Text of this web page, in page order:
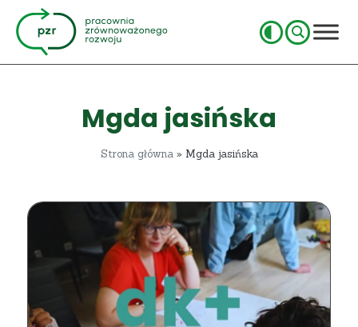
Mgda jasińska
Strona główna» Mgda jasińska